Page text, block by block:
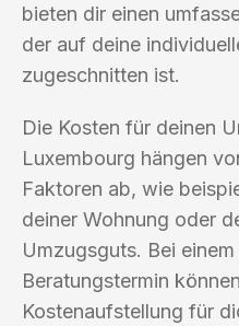
bieten dir einen
der auf deine
zugeschnitten ist.
Die Kosten für deinen
Luxembourg hängen
Faktoren ab, wie
deiner Wohnung oder
Umzugsguts. Bei
Beratungstermin
Kostenaufstellung für